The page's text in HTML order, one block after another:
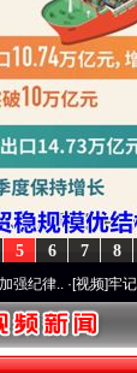
8
7
6
5
视频]牢记初心使命